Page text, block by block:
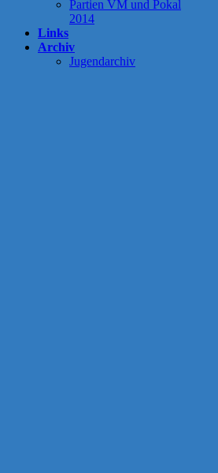
Partien VM und Pokal
2014
Links
Archiv
Jugendarchiv